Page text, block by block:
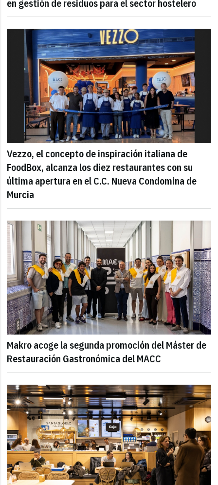
en gestión de residuos para el sector hostelero
Vezzo, el concepto de inspiración italiana de
FoodBox, alcanza los diez restaurantes con su
última apertura en el C.C. Nueva Condomina de
Murcia
Makro acoge la segunda promoción del Máster de
Restauración Gastronómica del MACC